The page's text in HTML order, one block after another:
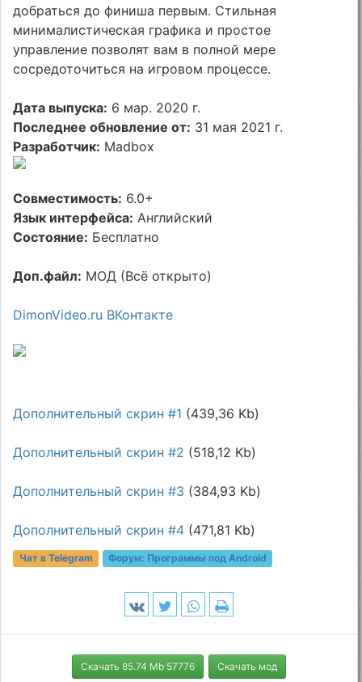
добраться до финиша первым. Стильная
минималистическая графика и простое
управление позволят вам в полной мере
сосредоточиться на игровом процессе.
Дата выпуска: 6 мар. 2020 г.
Последнее обновление от: 31 мая 2021 г.
Разработчик: Madbox
Совместимость: 6.0+
Язык интерфейса: Английский
Состояние: Бесплатно
Доп.файл: МОД (Всё открыто)
DimonVideo.ru ВКонтакте
Дополнительный скрин #1 (439,36 Kb)
Дополнительный скрин #2 (518,12 Kb)
Дополнительный скрин #3 (384,93 Kb)
Дополнительный скрин #4 (471,81 Kb)
Чат в Telegram Форум: Программы под Android
Скачать 85.74 Mb 57776 Скачать мод